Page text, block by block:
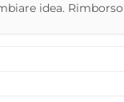
idea.